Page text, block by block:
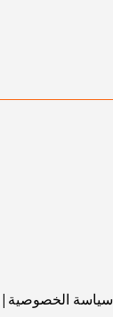
سياسة الخصوصية